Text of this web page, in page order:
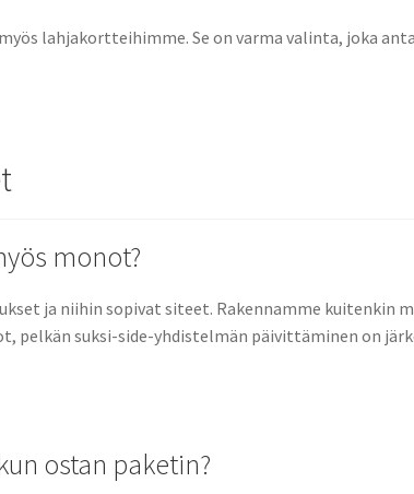
lahjakortteihimme. Se on varma valinta, joka
monot?
ja niihin sopivat siteet. Rakennamme kuitenkin
pelkän suksi-side-yhdistelmän päivittäminen on
ostan paketin?